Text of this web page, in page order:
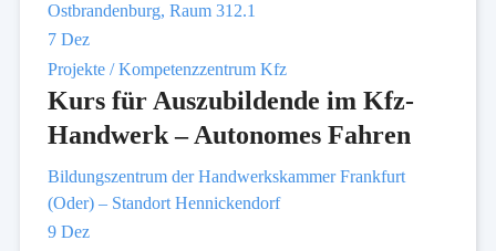
Ostbrandenburg, Raum 312.1
7 Dez
Projekte / Kompetenzzentrum Kfz
Kurs für Auszubildende im Kfz-
Handwerk – Autonomes Fahren
Bildungszentrum der Handwerkskammer Frankfurt
(Oder) – Standort Hennickendorf
9 Dez